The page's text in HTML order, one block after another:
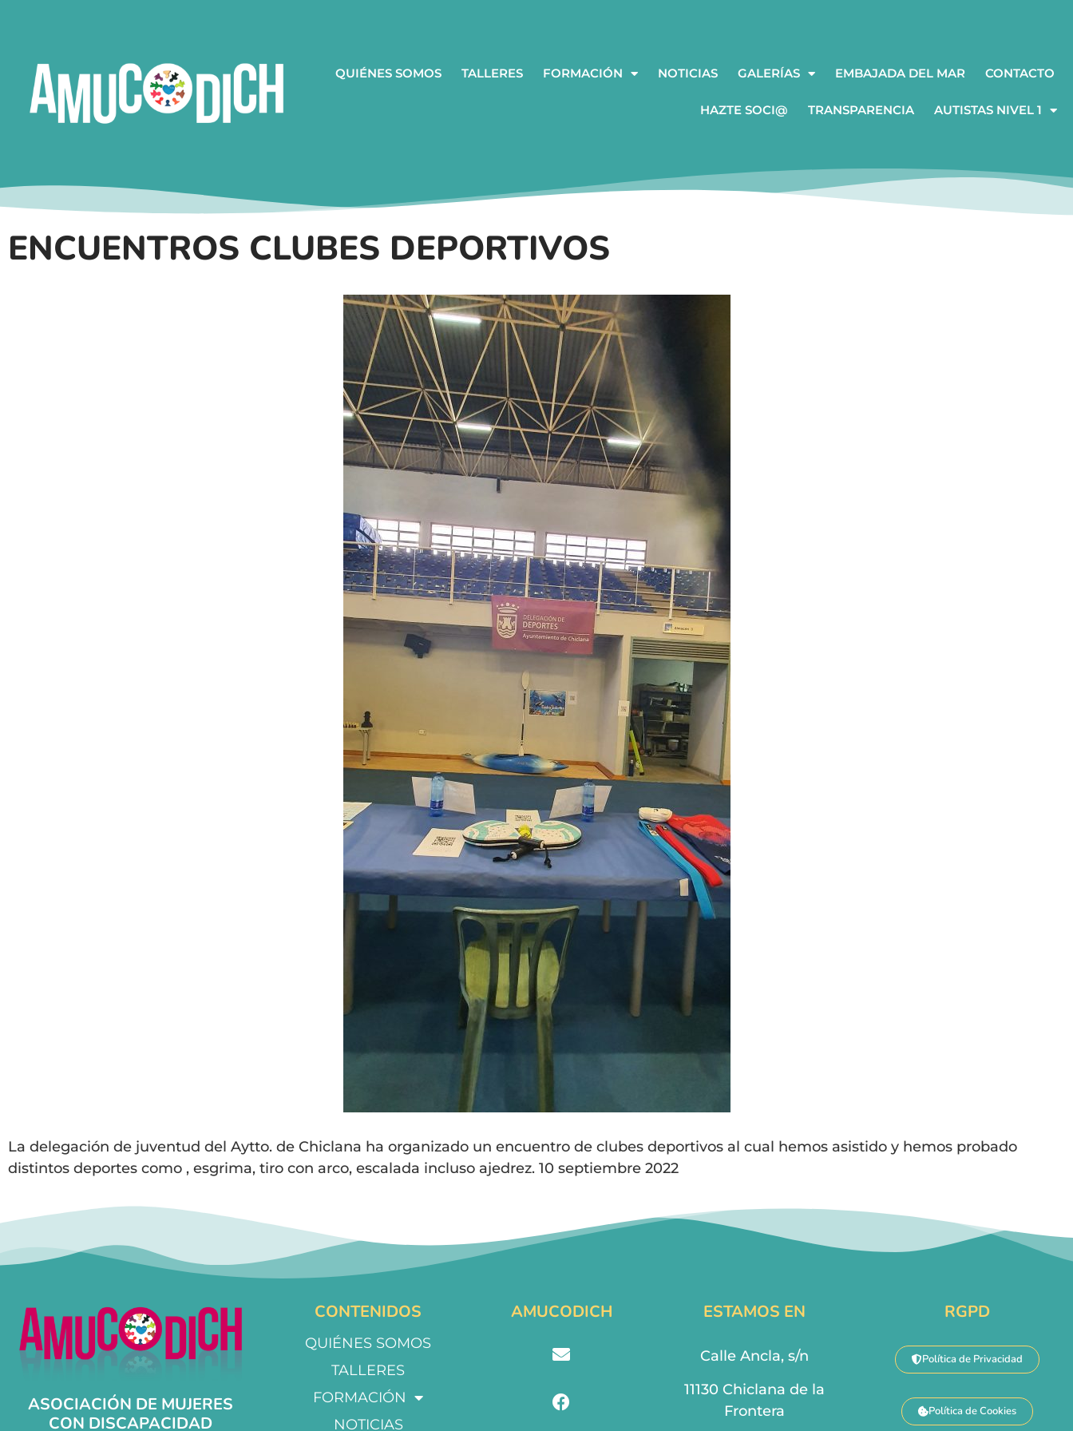
QUIÉNES SOMOS TALLERES FORMACIÓN NOTICIAS GALERÍAS EMBAJADA DEL MAR CONTACTO
HAZTE SOCI@ TRANSPARENCIA AUTISTAS NIVEL 1
ENCUENTROS CLUBES DEPORTIVOS
La delegación de juventud del Aytto. de Chiclana ha organizado un encuentro de clubes deportivos al cual hemos asistido y hemos probado
distintos deportes como , esgrima, tiro con arco, escalada incluso ajedrez. 10 septiembre 2022
ASOCIACIÓN DE MUJERES
CON DISCAPACIDAD
CONTENIDOS
QUIÉNES SOMOS
TALLERES
FORMACIÓN
NOTICIAS
AMUCODICH ESTAMOS EN
Calle Ancla, s/n
11130 Chiclana de la
Frontera
RGPD
Política de Privacidad
Política de Cookies